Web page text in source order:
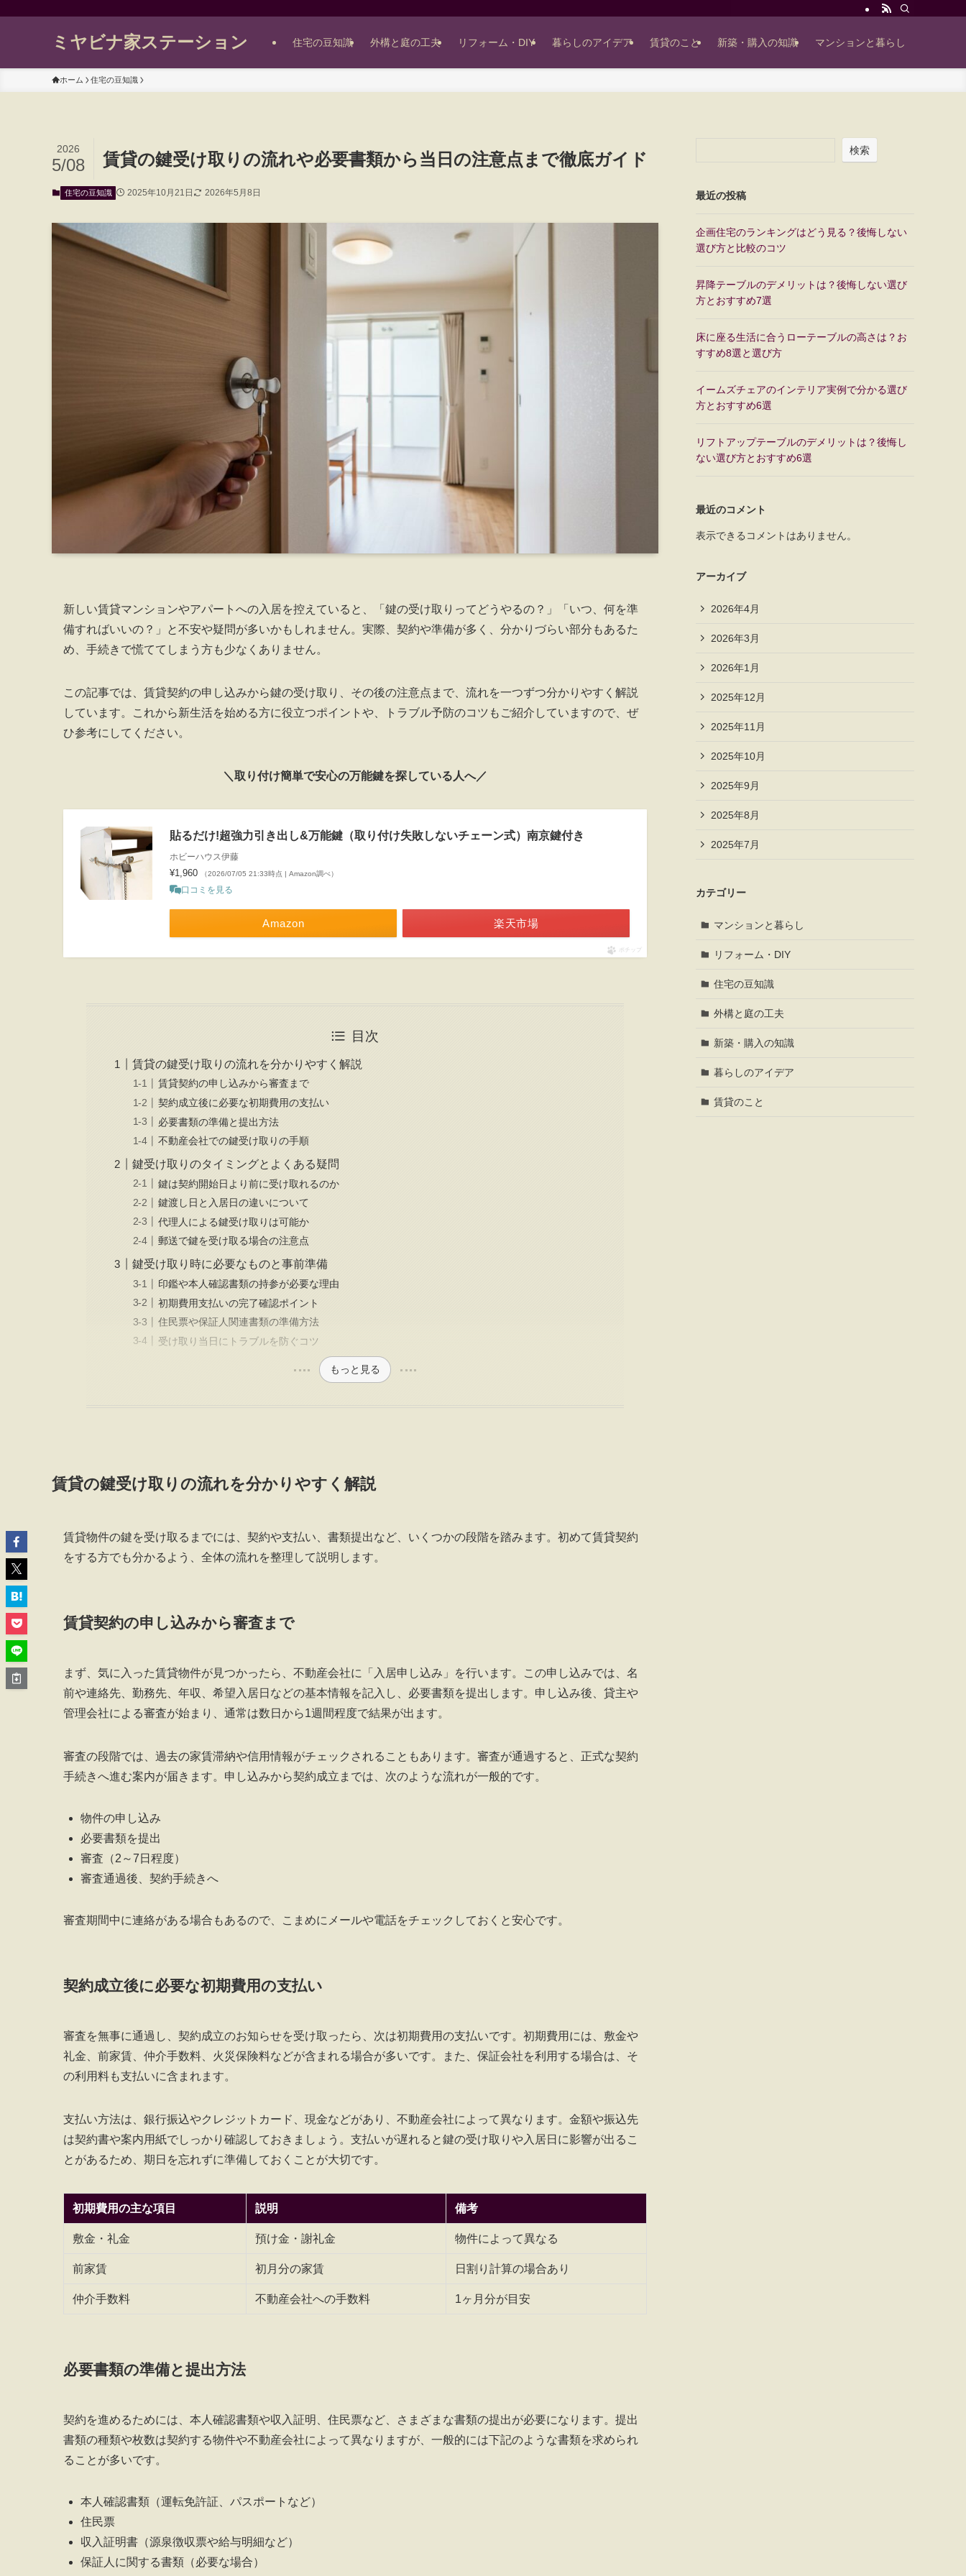
ミヤビナ家ステーション 住宅の豆知識 外構と庭の工夫 リフォーム・DIY 暮らしのアイデア 賃貸のこと 新築・購入の知識 マンションと暮らし
ホーム 住宅の豆知識
賃貸の鍵受け取りの流れや必要書類から当日の注意点まで徹底ガイド
2026
5/08
住宅の豆知識 2025年10月21日 2026年5月8日
新しい賃貸マンションやアパートへの入居を控えていると、「鍵の受け取りってどうやるの？」「いつ、何を準
備すればいいの？」と不安や疑問が多いかもしれません。実際、契約や準備が多く、分かりづらい部分もあるた
め、手続きで慌ててしまう方も少なくありません。
この記事では、賃貸契約の申し込みから鍵の受け取り、その後の注意点まで、流れを一つずつ分かりやすく解説
しています。これから新生活を始める方に役立つポイントや、トラブル予防のコツもご紹介していますので、ぜ
ひ参考にしてください。
＼取り付け簡単で安心の万能鍵を探している人へ／
貼るだけ!超強力引き出し&万能鍵（取り付け失敗しないチェーン式）南京鍵付き
ホビーハウス伊藤
¥1,960 （2026/07/05 21:33時点 | Amazon調べ）
口コミを見る
Amazon 楽天市場
ポチップ
目次
賃貸の鍵受け取りの流れを分かりやすく解説
賃貸契約の申し込みから審査まで
契約成立後に必要な初期費用の支払い
必要書類の準備と提出方法
不動産会社での鍵受け取りの手順
鍵受け取りのタイミングとよくある疑問
鍵は契約開始日より前に受け取れるのか
鍵渡し日と入居日の違いについて
代理人による鍵受け取りは可能か
郵送で鍵を受け取る場合の注意点
鍵受け取り時に必要なものと事前準備
印鑑や本人確認書類の持参が必要な理由
初期費用支払いの完了確認ポイント
住民票や保証人関連書類の準備方法
受け取り当日にトラブルを防ぐコツ
もっと見る
賃貸の鍵受け取りの流れを分かりやすく解説
賃貸物件の鍵を受け取るまでには、契約や支払い、書類提出など、いくつかの段階を踏みます。初めて賃貸契約
をする方でも分かるよう、全体の流れを整理して説明します。
賃貸契約の申し込みから審査まで
まず、気に入った賃貸物件が見つかったら、不動産会社に「入居申し込み」を行います。この申し込みでは、名
前や連絡先、勤務先、年収、希望入居日などの基本情報を記入し、必要書類を提出します。申し込み後、貸主や
管理会社による審査が始まり、通常は数日から1週間程度で結果が出ます。
審査の段階では、過去の家賃滞納や信用情報がチェックされることもあります。審査が通過すると、正式な契約
手続きへ進む案内が届きます。申し込みから契約成立までは、次のような流れが一般的です。
物件の申し込み
必要書類を提出
審査（2～7日程度）
審査通過後、契約手続きへ
審査期間中に連絡がある場合もあるので、こまめにメールや電話をチェックしておくと安心です。
契約成立後に必要な初期費用の支払い
審査を無事に通過し、契約成立のお知らせを受け取ったら、次は初期費用の支払いです。初期費用には、敷金や
礼金、前家賃、仲介手数料、火災保険料などが含まれる場合が多いです。また、保証会社を利用する場合は、そ
の利用料も支払いに含まれます。
支払い方法は、銀行振込やクレジットカード、現金などがあり、不動産会社によって異なります。金額や振込先
は契約書や案内用紙でしっかり確認しておきましょう。支払いが遅れると鍵の受け取りや入居日に影響が出るこ
とがあるため、期日を忘れずに準備しておくことが大切です。
初期費用の主な項目 説明 備考
敷金・礼金 預け金・謝礼金 物件によって異なる
前家賃 初月分の家賃 日割り計算の場合あり
仲介手数料 不動産会社への手数料 1ヶ月分が目安
必要書類の準備と提出方法
契約を進めるためには、本人確認書類や収入証明、住民票など、さまざまな書類の提出が必要になります。提出
書類の種類や枚数は契約する物件や不動産会社によって異なりますが、一般的には下記のような書類を求められ
ることが多いです。
本人確認書類（運転免許証、パスポートなど）
住民票
収入証明書（源泉徴収票や給与明細など）
保証人に関する書類（必要な場合）
検索
最近の投稿
企画住宅のランキングはどう見る？後悔しない
選び方と比較のコツ
昇降テーブルのデメリットは？後悔しない選び
方とおすすめ7選
床に座る生活に合うローテーブルの高さは？お
すすめ8選と選び方
イームズチェアのインテリア実例で分かる選び
方とおすすめ6選
リフトアップテーブルのデメリットは？後悔し
ない選び方とおすすめ6選
最近のコメント
表示できるコメントはありません。
アーカイブ
2026年4月
2026年3月
2026年1月
2025年12月
2025年11月
2025年10月
2025年9月
2025年8月
2025年7月
カテゴリー
マンションと暮らし
リフォーム・DIY
住宅の豆知識
外構と庭の工夫
新築・購入の知識
暮らしのアイデア
賃貸のこと